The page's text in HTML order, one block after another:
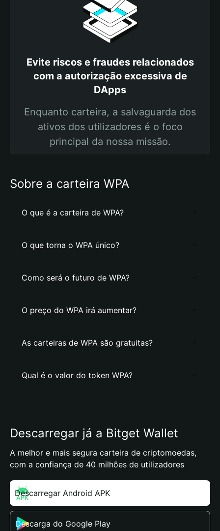
Evite riscos e fraudes relacionados
com a autorização excessiva de
DApps
Enquanto carteira, a salvaguarda dos
ativos dos utilizadores é o foco
principal da nossa missão.
Sobre a carteira WPA
O que é a carteira de WPA?
O que torna o WPA único?
Como será o futuro de WPA?
O preço do WPA irá aumentar?
As carteiras de WPA são gratuitas?
Qual é o valor do token WPA?
Descarregar já a Bitget Wallet
A melhor e mais segura carteira de criptomoedas,
com a confiança de 40 milhões de utilizadores
Descarregar Android APK
Descarga do Google Play